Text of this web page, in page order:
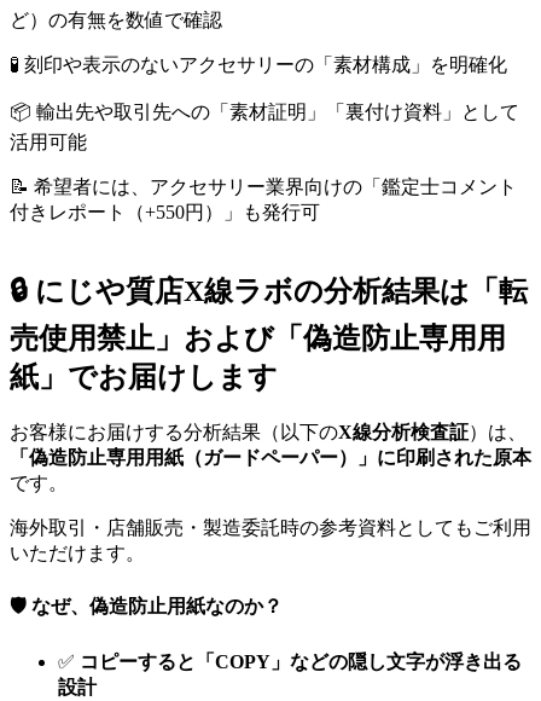
ど）の有無を数値で確認
🧪 刻印や表示のないアクセサリーの「素材構成」を明確化
📦 輸出先や取引先への「素材証明」「裏付け資料」として
活用可能
📝 希望者には、アクセサリー業界向けの「鑑定士コメント
付きレポート（+550円）」も発行可
🔒 にじや質店X線ラボの分析結果は「転
売使用禁止」および「偽造防止専用用
紙」でお届けします
お客様にお届けする分析結果（以下のX線分析検査証）は、
「偽造防止専用用紙（ガードペーパー）」に印刷された原本
です。
海外取引・店舗販売・製造委託時の参考資料としてもご利用
いただけます。
🛡️ なぜ、偽造防止用紙なのか？
✅ コピーすると「COPY」などの隠し文字が浮き出る
設計